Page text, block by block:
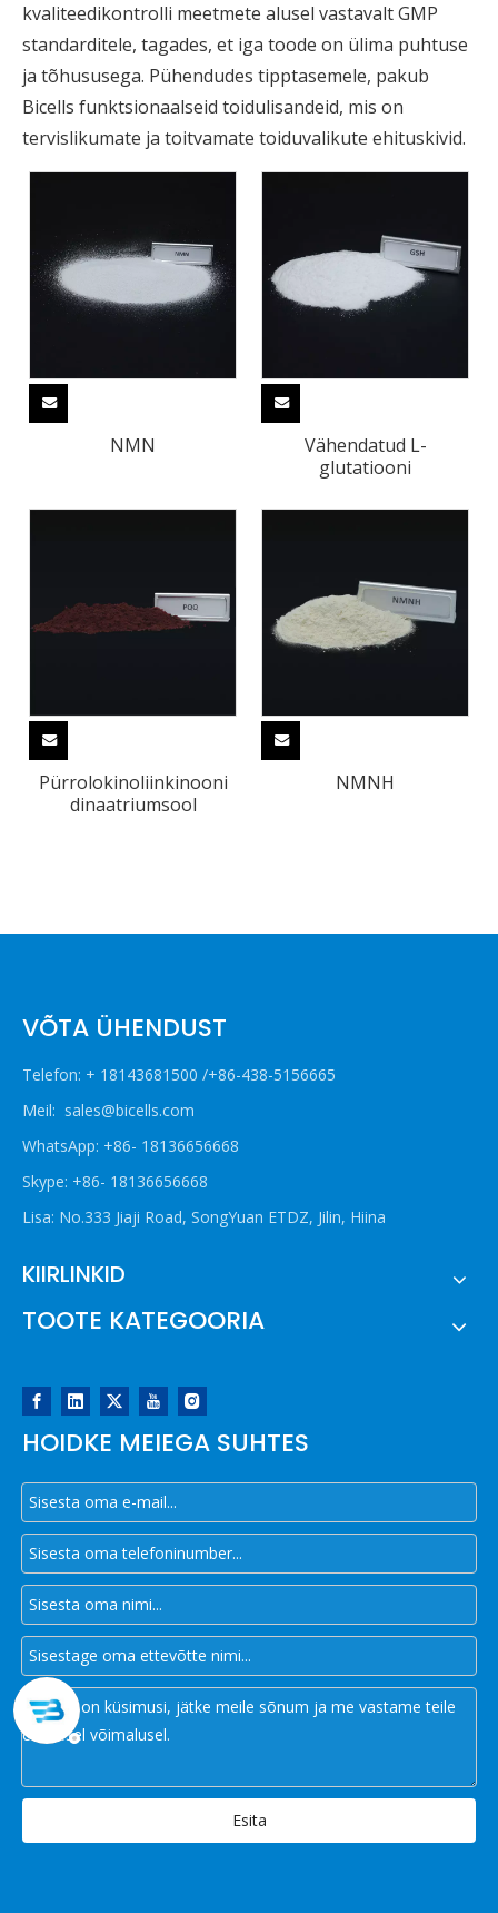
kvaliteedikontrolli meetmete alusel vastavalt GMP
standarditele, tagades, et iga toode on ülima puhtuse
ja tõhususega. Pühendudes tipptasemele, pakub
Bicells funktsionaalseid toidulisandeid, mis on
tervislikumate ja toitvamate toiduvalikute ehituskivid.
NMN
Vähendatud L-
glutatiooni
Pürrolokinoliinkinooni
dinaatriumsool
NMNH
VÕTA ÜHENDUST
Telefon: + 18143681500 /+86-438-5156665
Meil: sales@bicells.com
WhatsApp: +86- 18136656668
Skype: +86- 18136656668
Lisa: No.333 Jiaji Road, SongYuan ETDZ, Jilin, Hiina
KIIRLINKID
TOOTE KATEGOORIA
HOIDKE MEIEGA SUHTES
Esita